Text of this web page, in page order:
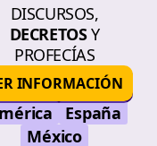
DISCURSOS,
DECRETOSY
PROFECÍAS
INFORMACIÓN
España
México